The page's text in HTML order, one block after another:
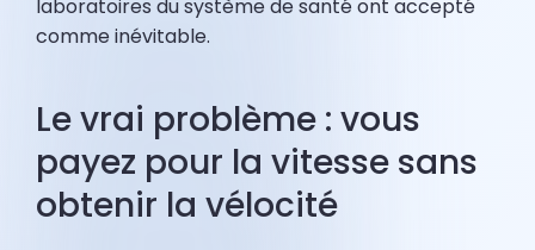
laboratoires du système de santé ont accepté
comme inévitable.
Le vrai problème : vous
payez pour la vitesse sans
obtenir la vélocité